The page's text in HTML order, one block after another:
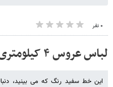
۰ نفر
لباس عروس ۴ کیلومتری